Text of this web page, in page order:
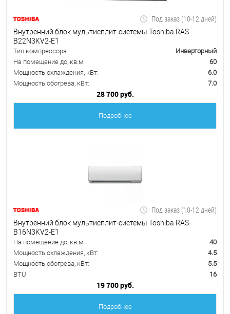
Под заказ (10-12 дней)
Внутренний блок мультисплит-системы Toshiba RAS-
B22N3KV2-E1
Тип компрессора
Инверторный
На помещение до, кв.м
60
Мощность охлаждения, кВт:
6.0
Мощность обогрева, кВт:
7.0
28 700 руб.
Подробнее
Под заказ (10-12 дней)
Внутренний блок мультисплит-системы Toshiba RAS-
B16N3KV2-E1
На помещение до, кв.м
40
Мощность охлаждения, кВт:
4.5
Мощность обогрева, кВт:
5.5
BTU
16
19 700 руб.
Подробнее